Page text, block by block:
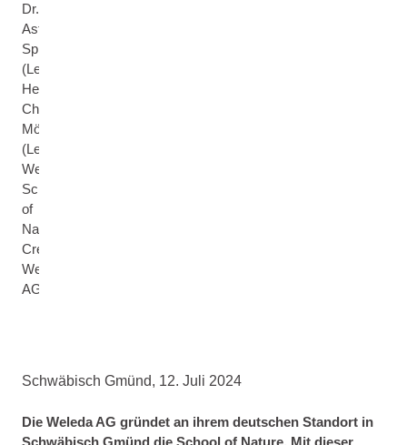
Dr.
Astrid
Sprenger
(Leitung
Heilpflanzenanbau),
Christoph
Möldner
(Leitung
Weleda
School
of
Nature)
Credit:
Weleda
AG
Schwäbisch Gmünd, 12. Juli 2024
Die Weleda AG gründet an ihrem deutschen Standort in